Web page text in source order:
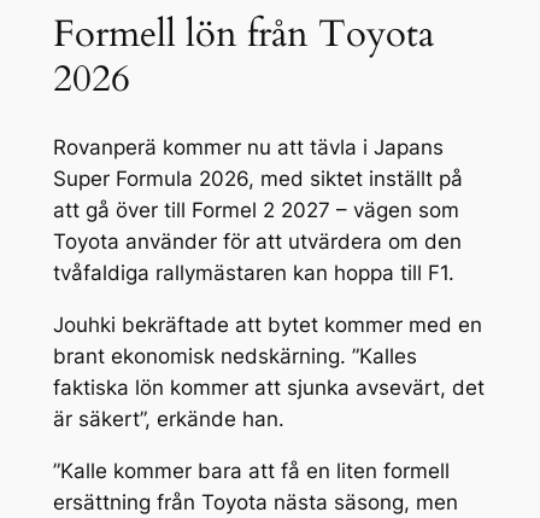
Formell lön från Toyota
2026
Rovanperä kommer nu att tävla i Japans
Super Formula 2026, med siktet inställt på
att gå över till Formel 2 2027 – vägen som
Toyota använder för att utvärdera om den
tvåfaldiga rallymästaren kan hoppa till F1.
Jouhki bekräftade att bytet kommer med en
brant ekonomisk nedskärning. ”Kalles
faktiska lön kommer att sjunka avsevärt, det
är säkert”, erkände han.
”Kalle kommer bara att få en liten formell
ersättning från Toyota nästa säsong, men